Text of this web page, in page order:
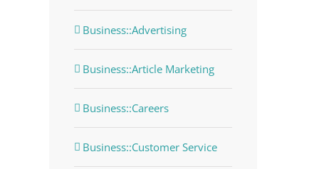
Business::Advertising
Business::Article Marketing
Business::Careers
Business::Customer Service